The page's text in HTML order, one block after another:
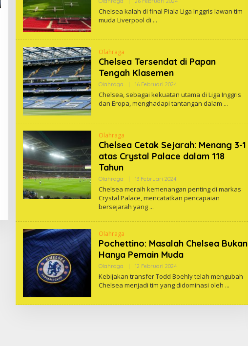
Chelsea kalah di final Piala Liga Inggris lawan tim
muda Liverpool di
Olahraga
Chelsea Tersendat di Papan
Tengah Klasemen
Olahraga | 16 Februari 2024Oleh
Chelsea, sebagai kekuatan utama di Liga Inggris
dan Eropa, menghadapi tantangan dalam
Olahraga
Chelsea Cetak Sejarah: Menang 3-1
atas Crystal Palace dalam 118
Tahun
Olahraga | 13 Februari 2024Oleh
Chelsea meraih kemenangan penting di markas
Crystal Palace, mencatatkan pencapaian
bersejarah yang
Olahraga
Pochettino: Masalah Chelsea Bukan
Hanya Pemain Muda
Olahraga | 12 Februari 2024Oleh
Kebijakan transfer Todd Boehly telah mengubah
Chelsea menjadi tim yang didominasi oleh